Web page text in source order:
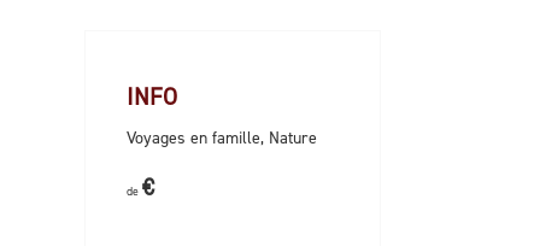
INFO
Voyages en famille, Nature
de €